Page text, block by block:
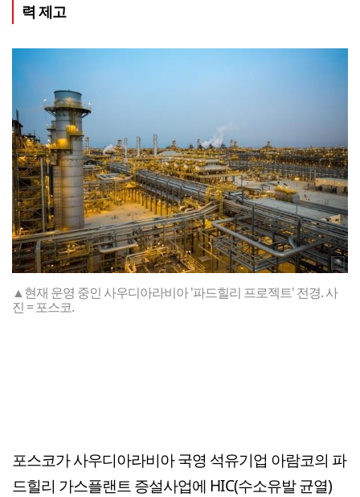
력 제고
▲현재 운영 중인 사우디아라비아 '파드힐리 프로젝트' 전경. 사
진 = 포스코.
포스코가 사우디아라비아 국영 석유기업 아람코의 파
드힐리 가스플랜트 증설사업에 HIC(수소유발 균열)